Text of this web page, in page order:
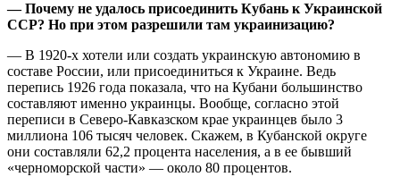
— Почему не удалось присоединить Кубань к Украинской
ССР? Но при этом разрешили там украинизацию?
— В 1920-х хотели или создать украинскую автономию в
составе России, или присоединиться к Украине. Ведь
перепись 1926 года показала, что на Кубани большинство
составляют именно украинцы. Вообще, согласно этой
переписи в Северо-Кавказском крае украинцев было 3
миллиона 106 тысяч человек. Скажем, в Кубанской округе
они составляли 62,2 процента населения, а в ее бывший
«черноморской части» — около 80 процентов.